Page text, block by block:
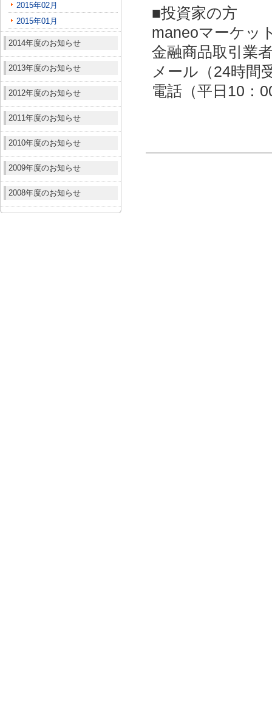
2015年02月
2015年01月
2014年度のお知らせ
2013年度のお知らせ
2012年度のお知らせ
2011年度のお知らせ
2010年度のお知らせ
2009年度のお知らせ
2008年度のお知らせ
■投資家の方
maneoマーケッ
金融商品取引業
メール（24時間
電話（平日10：